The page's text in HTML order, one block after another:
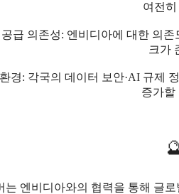
여전
공급 의존성: 엔비디아에 대한 의존
크가
경: 각국의 데이터 보안·AI 규제
증가할
는 엔비디아와의 협력을 통해 글